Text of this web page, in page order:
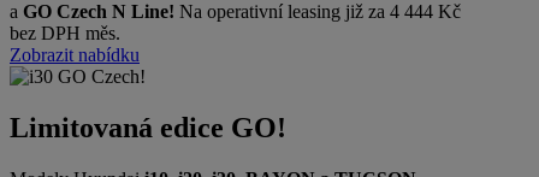
a GO Czech N Line! Na operativní leasing již za 4 444 Kč
bez DPH měs.
Zobrazit nabídku
Limitovaná edice GO!